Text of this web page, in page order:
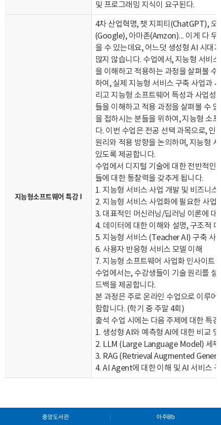
및 프로그래밍 지식이 요구된다.
지능형소프트웨어 특강 I
4차 산업혁명, 챗 지피티(ChatGPT),
(Google), 아마존(Amzon)... 이게 다 무
을 수 있는데요, 어느덧 생성형 AI 시대
많지 않습니다. 수업에서, 지능형 서비
을 이해하고 적용하는 과정을 살펴볼
하여, 실제 지능형 서비스 구축 사업과
리고 지능형 소프트웨어 특성과 사업성
들을 이해하고 적용 과정을 살펴볼 수
을 접하시는 분들을 위하여, 지능형 소
다. 이번 수업은 전공 선택 과목으로, 인
원리와 적용 방향을 논의하며,지능형
있도록 제공합니다.
수업에서 디지털 기술에 대한 전반적인
들에 대한 통찰력을 갖추게 됩니다.
1.지능형 서비스 사업 개발 및 비즈니스
2.지능형 서비스 사업화에 필요한 사업
3. 대표적인 머신러닝/딥러닝 이론에 대
4. 데이터에 대한 이해와 설명, 구조적
5.지능형 서비스 (Teacher AI) 구축 사
6. 사용자 반응형 서비스 모델 이해
7.지능형 소프트웨어 사업화 인사이트
수업에서는, 수강생들이 기술 원리를
드백을 제공합니다.
본 과정은 주로 온라인 수업으로 이루
함합니다. (학기 중 주말 4회)
출석 수업 시에는 다음 주제에 대한 특
1. 생성형 AI와 예측형 AI에 대한 비교
2. LLM (Large Language Model) 세
3. RAG (Retrieval Augmented
4. AI Agent에 대한 이해 및 AI 서비스
중앙도서관 아주Bb